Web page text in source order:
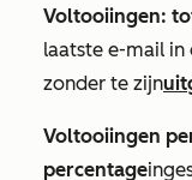
Voltooiingen:
laatste e-mail in
zonder te zijn
Voltooiingen
percentage